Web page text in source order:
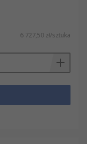
6 727,50 zł/sztuka